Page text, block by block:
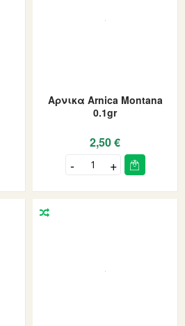
Αρνικα Arnica Montana
0.1gr
2,50 €